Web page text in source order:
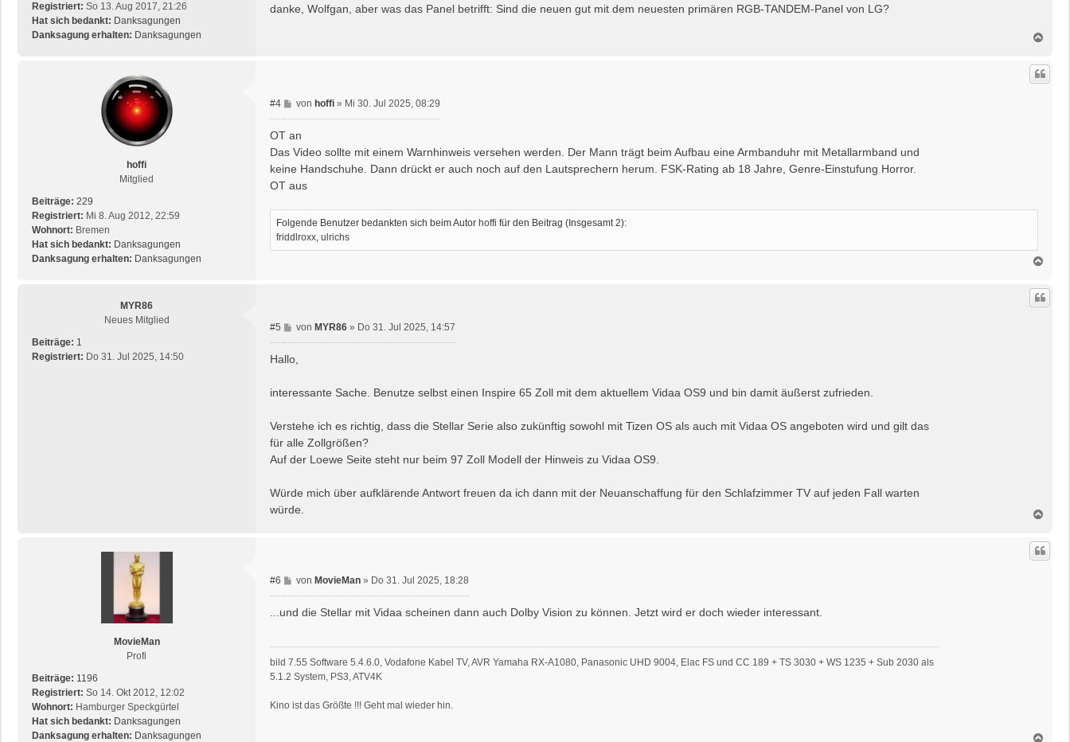
Registriert: So 13. Aug 2017, 21:26
Hat sich bedankt: Danksagungen
Danksagung erhalten: Danksagungen
danke, Wolfgan, aber was das Panel betrifft: Sind die neuen gut mit dem neuesten primären RGB-TANDEM-Panel von LG?
c
o
hoffi
Mitglied
Beiträge: 229
Registriert: Mi 8. Aug 2012, 22:59
Wohnort: Bremen
Hat sich bedankt: Danksagungen
Danksagung erhalten: Danksagungen
#4
B
e
r
a
g
von hoffi» Mi 30. Jul 2025, 08:29
OT an
Das Video sollte mit einem Warnhinweis versehen werden. Der Mann trägt beim Aufbau eine Armbanduhr mit Metallarmband und
keine Handschuhe. Dann drückt er auch noch auf den Lautsprechern herum. FSK-Rating ab 18 Jahre, Genre-Einstufung Horror.
OT aus
Folgende Benutzer bedankten sich beim Autor hoffi für den Beitrag (Insgesamt 2):
friddlroxx ulrichs
c
o
MYR86
Neues Mitglied
Beiträge: 1
Registriert: Do 31. Jul 2025, 14:50
#5
B
e
a
von MYR86» Do 31. Jul 2025, 14:57
Hallo,
interessante Sache. Benutze selbst einen Inspire 65 Zoll mit dem aktuellem Vidaa OS9 und bin damit äußerst zufrieden.
Verstehe ich es richtig, dass die Stellar Serie also zukünftig sowohl mit Tizen OS als auch mit Vidaa OS angeboten wird und gilt das
für alle Zollgrößen?
Auf der Loewe Seite steht nur beim 97 Zoll Modell der Hinweis zu Vidaa OS9.
Würde mich über aufklärende Antwort freuen da ich dann mit der Neuanschaffung für den Schlafzimmer TV auf jeden Fall warten
würde.
c
o
MovieMan
Profi
Beiträge: 1196
Registriert: So 14. Okt 2012, 12:02
Wohnort: Hamburger Speckgürtel
Hat sich bedankt: Danksagungen
Danksagung erhalten: Danksagungen
#6
B
e
a
g
von MovieMan» Do 31. Jul 2025, 18:28
...und die Stellar mit Vidaa scheinen dann auch Dolby Vision zu können. Jetzt wird er doch wieder interessant.
bild 7.55 Software 5.4.6.0, Vodafone Kabel TV, AVR Yamaha RX-A1080, Panasonic UHD 9004, Elac FS und CC 189 + TS 3030 + WS 1235 + Sub 2030 als
5.1.2 System, PS3, ATV4K
Kino ist das Größte !!! Geht mal wieder hin.